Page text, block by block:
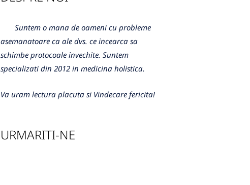
Suntem o mana de oameni cu probleme
asemanatoare ca ale dvs. ce incearca sa
schimbe protocoale invechite. Suntem
specializati din 2012 in medicina holistica.
Va uram lectura placuta si Vindecare fericita!
URMARITI-NE